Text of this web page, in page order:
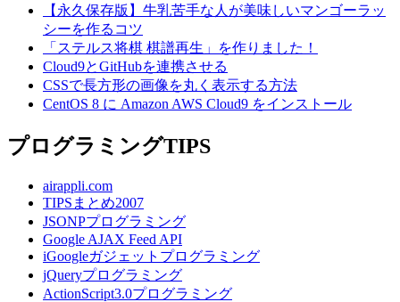
【永久保存版】牛乳苦手な人が美味しいマンゴーラッ
シーを作るコツ
「ステルス将棋 棋譜再生」を作りました！
Cloud9とGitHubを連携させる
CSSで長方形の画像を丸く表示する方法
CentOS 8 に Amazon AWS Cloud9 をインストール
プログラミングTIPS
airappli.com
TIPSまとめ2007
JSONPプログラミング
Google AJAX Feed API
iGoogleガジェットプログラミング
jQueryプログラミング
ActionScript3.0プログラミング